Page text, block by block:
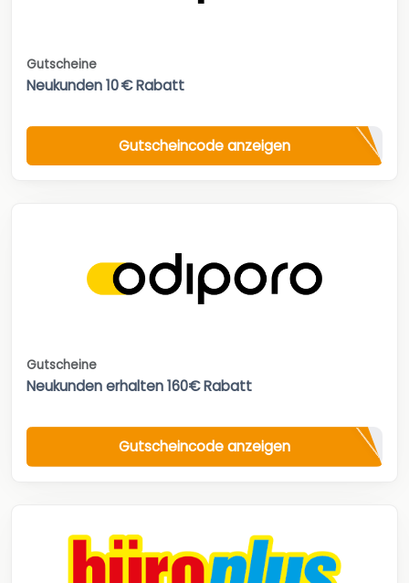
Gutscheine
Neukunden 10 € Rabatt
Gutscheincode anzeigen
Gutscheine
Neukunden erhalten 160€ Rabatt
Gutscheincode anzeigen